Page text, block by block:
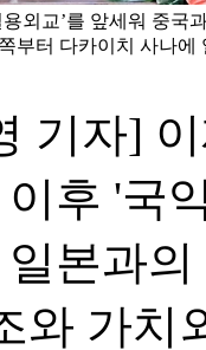
외교’를 앞세워 중국
부터 다카이치 사나에
기자]
후 '국
본과
와 가